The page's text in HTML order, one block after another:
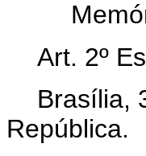
Art. 2º
Brasília,
República.